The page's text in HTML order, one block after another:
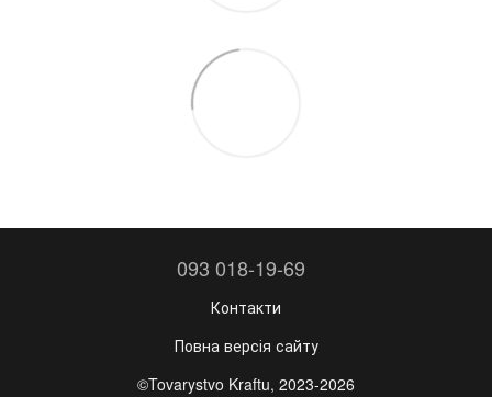
093 018-19-69
Контакти
Повна версія сайту
©Tovarystvo Kraftu, 2023-2026